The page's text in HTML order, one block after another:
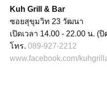
Kuh Grill & Bar
ซอยสุขุมวิท 23 วัฒนา
เปิดเวลา 14.00 - 22.00 น. (
โทร. 089-927-2212
www.facebook.com/